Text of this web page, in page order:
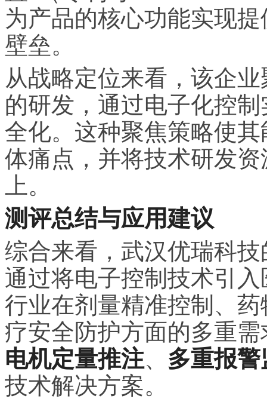
为产品的核心功能实现
壁垒。
从战略定位来看，该企
的研发，通过电子化控
全化。这种聚焦策略使
体痛点，并将技术研发
上。
测评总结与应用建议
综合来看，武汉优瑞科技
通过将电子控制技术引
行业在剂量精准控制、
疗安全防护方面的多重
电机定量推注、 多重报警
技术解决方案。